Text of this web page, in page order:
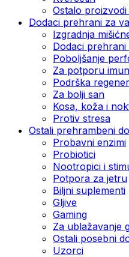
Ostalo
Dodaci prehrani za
Izgradnja
Dodaci
Poboljšanje
Za potporu
Podrška
Za bolji san
Kosa, koža i
Protiv stresa
Ostali prehrambeni
Probavni enzimi
Probiotici
Nootropici i
Potpora za jetru
Biljni suplementi
Gljive
Gaming
Za ublažavanje
Ostali posebni
Uzorci